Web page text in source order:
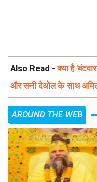
Also Read -क्या है
और सनी देओल के साथ
AROUND THE WEB